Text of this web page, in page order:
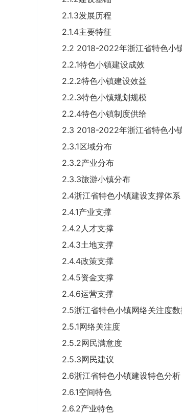
2.1.3发展历程
2.1.4主要特征
2.2 2018-2022年浙江省特色小
2.2.1特色小镇建设成效
2.2.2特色小镇建设效益
2.2.3特色小镇规划规模
2.2.4特色小镇制度供给
2.3 2018-2022年浙江省特色小
2.3.1区域分布
2.3.2产业分布
2.3.3旅游小镇分布
2.4浙江省特色小镇建设支撑体系
2.4.1产业支撑
2.4.2人才支撑
2.4.3土地支撑
2.4.4政策支撑
2.4.5资金支撑
2.4.6运营支撑
2.5浙江省特色小镇网络关注度
2.5.1网络关注度
2.5.2网民满意度
2.5.3网民建议
2.6浙江省特色小镇建设特色分析
2.6.1空间特色
2.6.2产业特色